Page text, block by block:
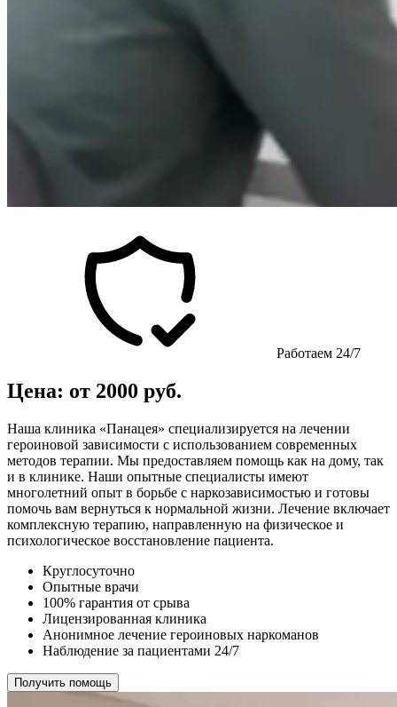
Работаем 24/7
Цена: от 2000 руб.
Наша клиника «Панацея» специализируется на лечении
героиновой зависимости с использованием современных
методов терапии. Мы предоставляем помощь как на дому, так
и в клинике. Наши опытные специалисты имеют
многолетний опыт в борьбе с наркозависимостью и готовы
помочь вам вернуться к нормальной жизни. Лечение включает
комплексную терапию, направленную на физическое и
психологическое восстановление пациента.
Круглосуточно
Опытные врачи
100% гарантия от срыва
Лицензированная клиника
Анонимное лечение героиновых наркоманов
Наблюдение за пациентами 24/7
Получить помощь